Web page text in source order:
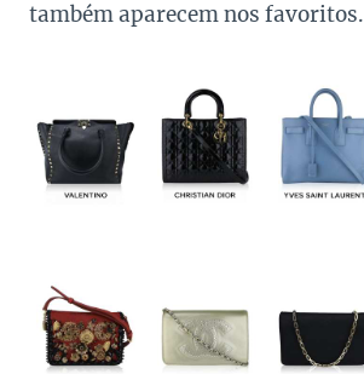
também aparecem nos favoritos.